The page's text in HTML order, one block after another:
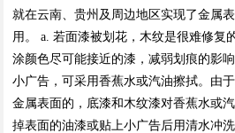
就在云南、贵州及周边地区实现了金属
用。 a. 若面漆被划花，木纹是很难修复
涂颜色尽可能接近的漆，减弱划痕的影
小广告，可采用香蕉水或汽油擦拭。由
金属表面的，底漆和木纹漆对香蕉水或
掉表面的油漆或贴上小广告后用清水冲